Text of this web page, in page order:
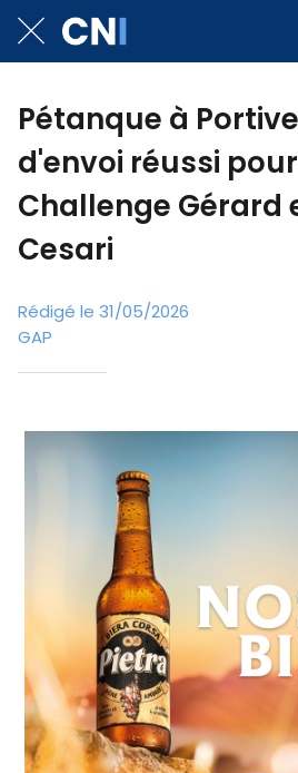
Pétanque à
d'envoi réussi
Challenge Gérard
Cesari
Rédigé le 31/05/2026
GAP